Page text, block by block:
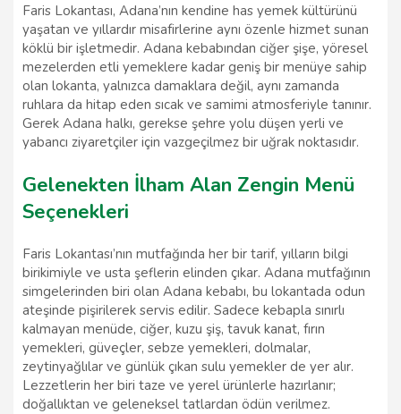
Faris Lokantası, Adana’nın kendine has yemek kültürünü
yaşatan ve yıllardır misafirlerine aynı özenle hizmet sunan
köklü bir işletmedir. Adana kebabından ciğer şişe, yöresel
mezelerden etli yemeklere kadar geniş bir menüye sahip
olan lokanta, yalnızca damaklara değil, aynı zamanda
ruhlara da hitap eden sıcak ve samimi atmosferiyle tanınır.
Gerek Adana halkı, gerekse şehre yolu düşen yerli ve
yabancı ziyaretçiler için vazgeçilmez bir uğrak noktasıdır.
Gelenekten İlham Alan Zengin Menü
Seçenekleri
Faris Lokantası’nın mutfağında her bir tarif, yılların bilgi
birikimiyle ve usta şeflerin elinden çıkar. Adana mutfağının
simgelerinden biri olan Adana kebabı, bu lokantada odun
ateşinde pişirilerek servis edilir. Sadece kebapla sınırlı
kalmayan menüde, ciğer, kuzu şiş, tavuk kanat, fırın
yemekleri, güveçler, sebze yemekleri, dolmalar,
zeytinyağlılar ve günlük çıkan sulu yemekler de yer alır.
Lezzetlerin her biri taze ve yerel ürünlerle hazırlanır;
doğallıktan ve geleneksel tatlardan ödün verilmez.